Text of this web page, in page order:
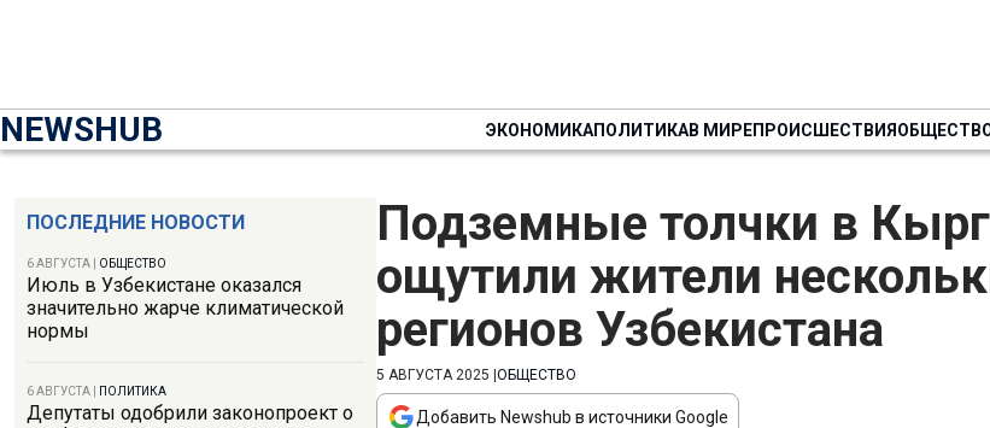
NEWSHUB ЭКОНОМИКАПОЛИТИКАВ МИРЕПРОИСШЕСТВИЯ
ПОСЛЕДНИЕ НОВОСТИ
6 АВГУСТА ОБЩЕСТВО
Июль в Узбекистане оказался
значительно жарче климатической
нормы
6 АВГУСТА ПОЛИТИКА
Депутаты одобрили законопроект о
Подземные толчки в
ощутили жители
регионов Узбекистана
5 АВГУСТА 2025 ОБЩЕСТВО
Добавить Newshub в источники Google